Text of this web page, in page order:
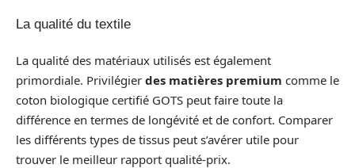
La qualité du textile
La qualité des matériaux utilisés est également
primordiale. Privilégier des matières premium comme le
coton biologique certifié GOTS peut faire toute la
différence en termes de longévité et de confort. Comparer
les différents types de tissus peut s’avérer utile pour
trouver le meilleur rapport qualité-prix.